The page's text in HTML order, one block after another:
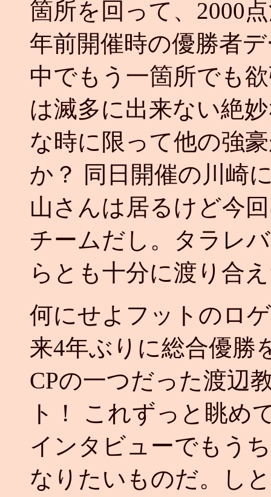
箇所を回って、2000
年前開催時の優勝者
中でもう一箇所でも
は滅多に出来ない絶
な時に限って他の強
か？ 同日開催の川崎
山さんは居るけど今
チームだし。タラレ
らとも十分に渡り合
何にせよフットのロ
来4年ぶりに総合優勝
CPの一つだった渡辺
ト！ これずっと眺め
インタビューでもう
なりたいものだ。し